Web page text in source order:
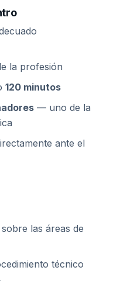
la profesión
120 minutos
— uno de la
ante el
las áreas de
técnico